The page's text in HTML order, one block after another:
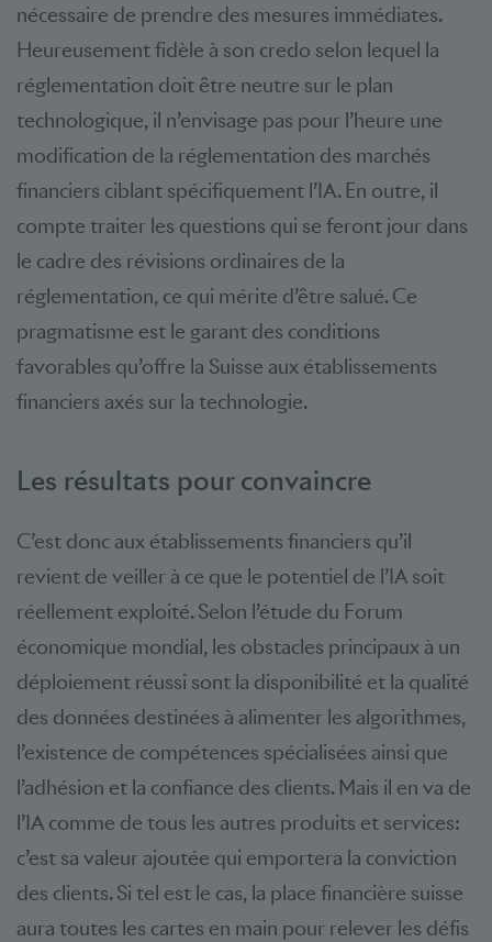
nécessaire de prendre des mesures immédiates.
Heureusement fidèle à son credo selon lequel la
réglementation doit être neutre sur le plan
technologique, il n’envisage pas pour l’heure une
modification de la réglementation des marchés
financiers ciblant spécifiquement l’IA. En outre, il
compte traiter les questions qui se feront jour dans
le cadre des révisions ordinaires de la
réglementation, ce qui mérite d’être salué. Ce
pragmatisme est le garant des conditions
favorables qu’offre la Suisse aux établissements
financiers axés sur la technologie.
Les résultats pour convaincre
C’est donc aux établissements financiers qu’il
revient de veiller à ce que le potentiel de l’IA soit
réellement exploité. Selon l’étude du Forum
économique mondial, les obstacles principaux à un
déploiement réussi sont la disponibilité et la qualité
des données destinées à alimenter les algorithmes,
l’existence de compétences spécialisées ainsi que
l’adhésion et la confiance des clients. Mais il en va de
l’IA comme de tous les autres produits et services:
c’est sa valeur ajoutée qui emportera la conviction
des clients. Si tel est le cas, la place financière suisse
aura toutes les cartes en main pour relever les défis